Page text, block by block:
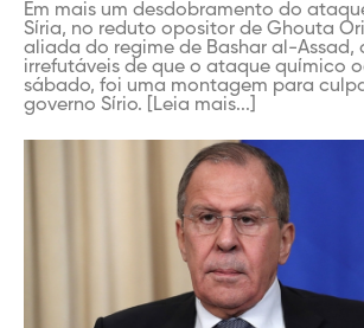
Em mais um desdobramento do
Síria, no reduto opositor de Ghouta
aliada do regime de Bashar al-Assad,
irrefutáveis de que o ataque químico
sábado, foi uma montagem para
governo Sírio. [Leia mais...]